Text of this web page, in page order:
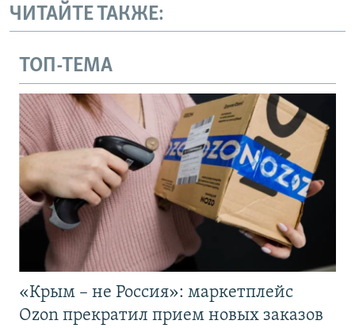
ЧИТАЙТЕ ТАКЖЕ:
ТОП-ТЕМА
«Крым – не Россия»: маркетплейс
Ozon прекратил прием новых заказов